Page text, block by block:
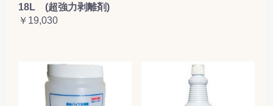
18L (超強力剥離剤)
￥19,030